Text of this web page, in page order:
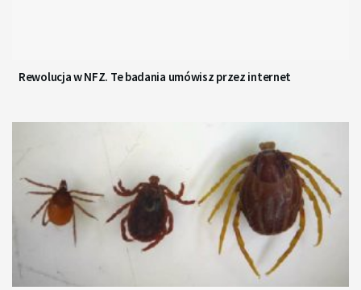
Rewolucja w NFZ. Te badania umówisz przez internet